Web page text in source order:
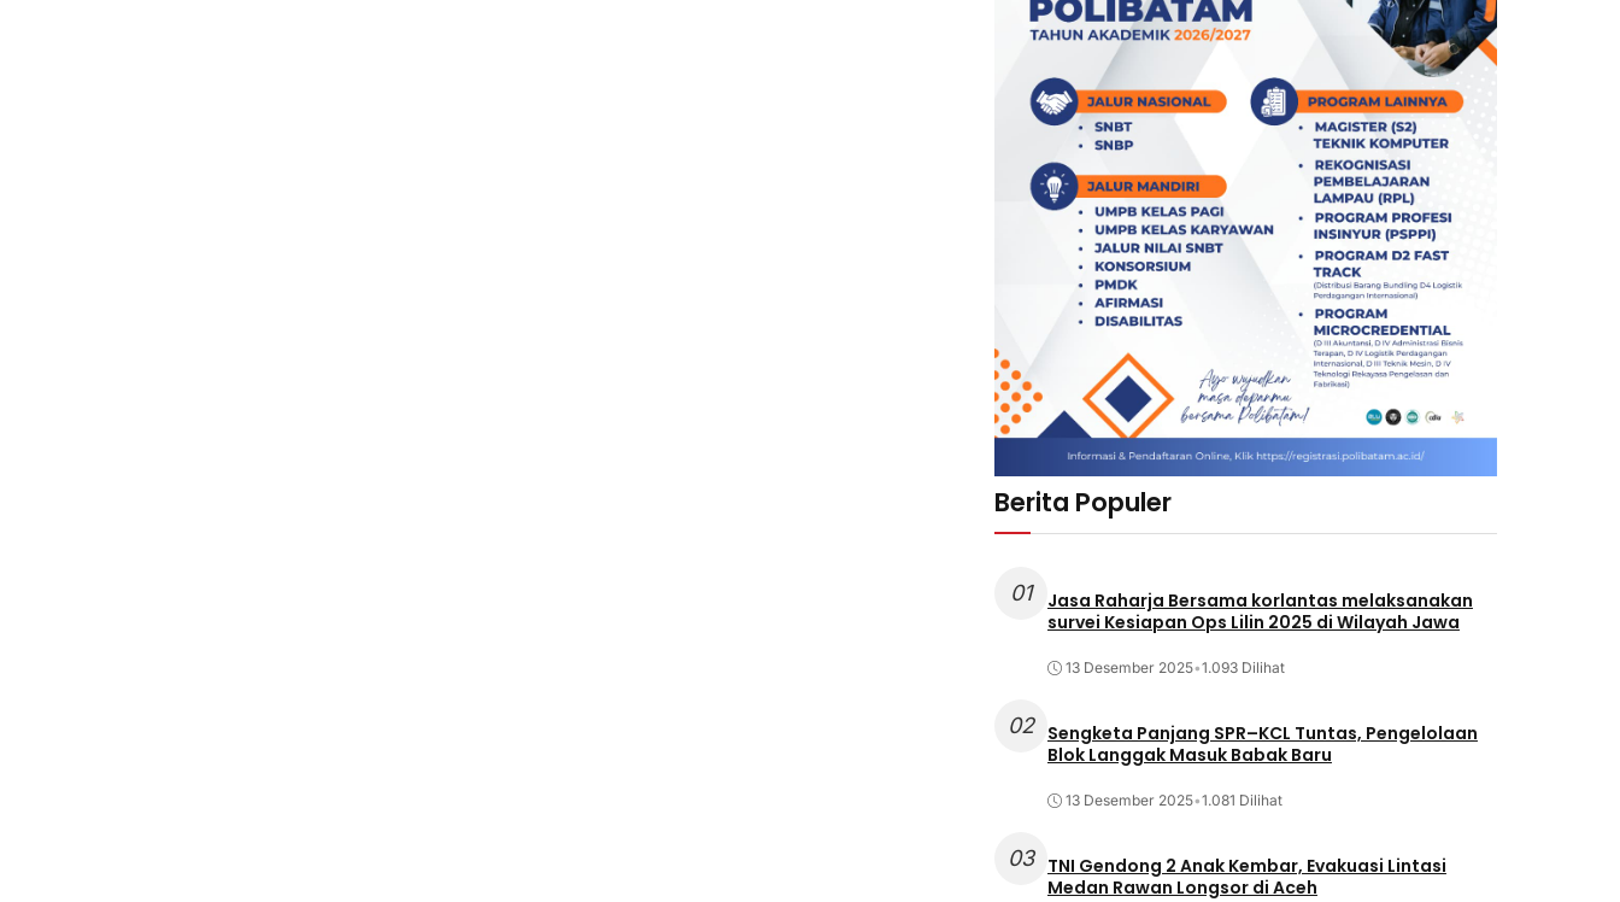
Berita Populer
01
Jasa Raharja Bersama korlantas melaksanakan
survei Kesiapan Ops Lilin 2025 di Wilayah Jawa
13 Desember 2025•1.093 Dilihat
02
Sengketa Panjang SPR–KCL Tuntas, Pengelolaan
Blok Langgak Masuk Babak Baru
13 Desember 2025•1.081 Dilihat
03
TNI Gendong 2 Anak Kembar, Evakuasi Lintasi
Medan Rawan Longsor di Aceh